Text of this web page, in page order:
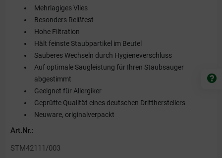
Mehrlagiges Vlies
Besonders Reißfest
Hohe Filtration
Hält feinste Staubpartikel im Beutel
Sauberes Wechseln durch Hygieneverschluss
Auf optimale Saugleistung für Ihren Staubsauger
abgestimmt
Geeignet für Allergiker
Geprüfte Qualität eines deutschen Drittherstellers
Neuware, originalverpackt
Art.Nr.:
STM42111/003